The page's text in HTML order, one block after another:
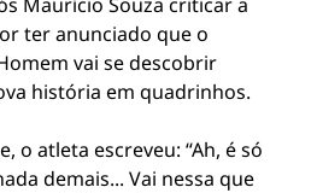
ter anunciado que o
vai se descobrir
história em quadrinhos.
o atleta escreveu: “Ah, é só
demais... Vai nessa que